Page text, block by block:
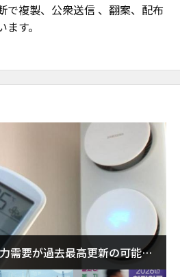
で複製、公衆送信 、翻案、配布
す。
需要が過去最高更新の可能性